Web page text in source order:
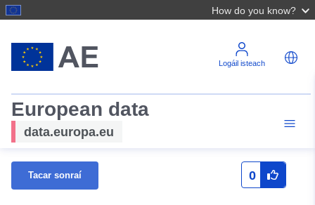
How do you know?
Logáil isteach
European data
data.europa.eu
Tacar sonraí 0